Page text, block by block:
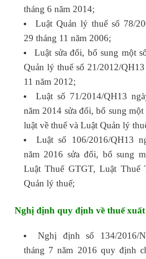
tháng 6 năm 2014;
Luật Quản lý thuế số 78/
29 tháng 11 năm 2006;
Luật sửa đổi, bổ sung một
Quản lý thuế số 21/2012/
11 năm 2012;
Luật số 71/2014/QH13
năm 2014 sửa đổi, bổ sung một
luật về thuế và Luật Quản lý
Luật số 106/2016/QH13
năm 2016 sửa đổi, bổ sung
Luật Thuế GTGT, Luật
Quản lý thuế;
Nghị định quy định về thuế
Nghị định số 134/2016/
tháng 7 năm 2016 quy định